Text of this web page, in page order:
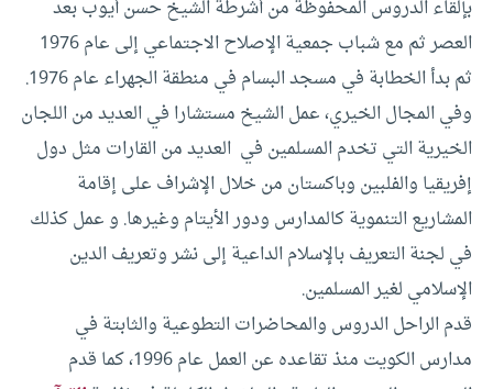
بإلقاء الدروس المحفوظة من أشرطة الشيخ حسن أيوب بعد
العصر ثم مع شباب جمعية الإصلاح الاجتماعي إلى عام 1976
ثم بدأ الخطابة في مسجد البسام في منطقة الجهراء عام 1976.
وفي المجال الخيري، عمل الشيخ مستشارا في العديد من اللجان
الخيرية التي تخدم المسلمين في العديد من القارات مثل دول
إفريقيا والفلبين وباكستان من خلال الإشراف على إقامة
المشاريع التنموية كالمدارس ودور الأيتام وغيرها. و عمل كذلك
في لجنة التعريف بالإسلام الداعية إلى نشر وتعريف الدين
الإسلامي لغير المسلمين.
قدم الراحل الدروس والمحاضرات التطوعية والثابتة في
مدارس الكويت منذ تقاعده عن العمل عام 1996، كما قدم